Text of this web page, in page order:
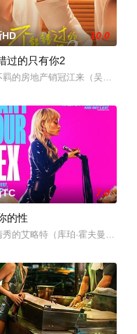
達時下
桥，为她安排相亲。原来，雅
legacy by follo
10.0
过的只有你2
羁的房地产销冠江来（吴翊歌
他们得克服接踵而来的重
智炫 饰演）故事，毕业后梦想
TC 7.0
的性
秀的艾略特（库珀·霍夫曼